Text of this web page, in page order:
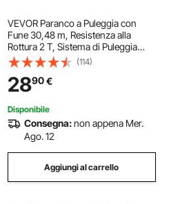
VEVOR Paranco a Puleggia con
Fune 30,48 m, Resistenza alla
Rottura 2 T, Sistema di Puleggia
Potenza di Sollevamento 5:1 con 2
Anelli Morbidi, Struttura Portante
con Ruote Metallo, Blocco e
Paranco
(114)
2890€
Disponibile
Consegna:non appena Mer.
Ago. 12
Aggiungi al carrello